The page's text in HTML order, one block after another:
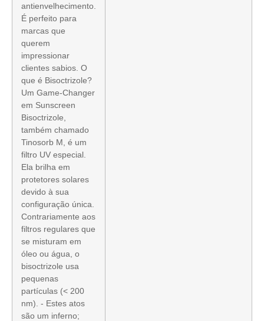
antienvelhecimento.
É perfeito para
marcas que
querem
impressionar
clientes sabios. O
que é Bisoctrizole?
Um Game-Changer
em Sunscreen
Bisoctrizole,
também chamado
Tinosorb M, é um
filtro UV especial.
Ela brilha em
protetores solares
devido à sua
configuração única.
Contrariamente aos
filtros regulares que
se misturam em
óleo ou água, o
bisoctrizole usa
pequenas
partículas (< 200
nm). - Estes atos
são um inferno;